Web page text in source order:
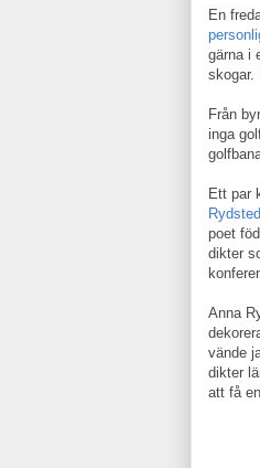
En
gärna i
skogar.
Från
inga
Ett par
poet
dikter
Anna
vände
dikter
att få